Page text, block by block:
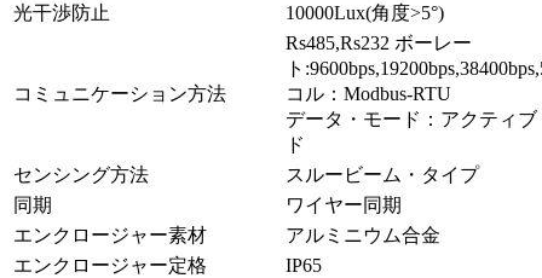
光干渉防止
10000Lux(角度>5°)
コミュニケーション方法
Rs485,Rs232 ボーレー
ト
コル：Modbus-RTU
データ・モード：アクティ
ド
センシング方法
スルービーム・タイプ
同期
ワイヤー同期
エンクロージャー素材
アルミニウム合金
エンクロージャー定格
IP65